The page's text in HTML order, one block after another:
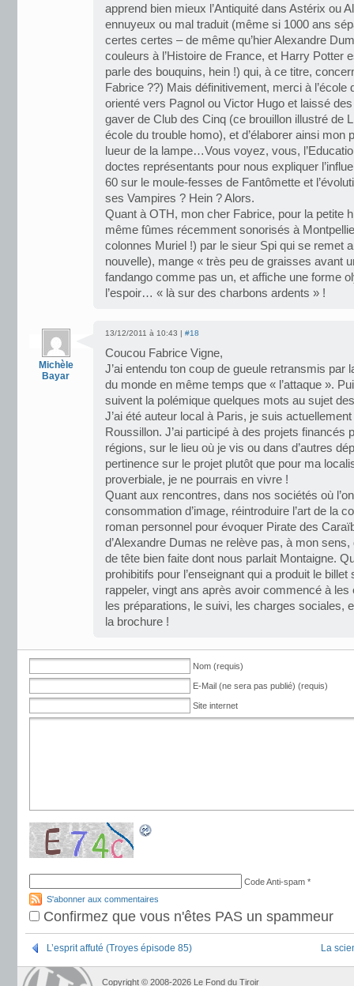
apprend bien mieux l’Antiquité dans Astérix ou
ennuyeux ou mal traduit (même si 1000 ans
certes certes – de même qu’hier Alexandre
couleurs à l’Histoire de France, et Harry Potter
parle des bouquins, hein !) qui, à ce titre,
Fabrice ??) Mais définitivement, merci à l’école
orienté vers Pagnol ou Victor Hugo et laissé
gaver de Club des Cinq (ce brouillon illustré de
école du trouble homo), et d’élaborer ainsi mon
lueur de la lampe…Vous voyez, vous,
doctes représentants pour nous expliquer
60 sur le moule-fesses de Fantômette et
ses Vampires ? Hein ? Alors.
Quant à OTH, mon cher Fabrice, pour la petite
même fûmes récemment sonorisés à
colonnes Muriel !) par le sieur Spi qui se remet
nouvelle), mange « très peu de graisses avant
fandango comme pas un, et affiche une forme
l’espoir… « là sur des charbons ardents » !
Michèle
Bayar
13/12/2011 à 10:43 | #18
Coucou Fabrice Vigne,
J’ai entendu ton coup de gueule retransmis par
du monde en même temps que « l’attaque ».
suivent la polémique quelques mots au sujet
J’ai été auteur local à Paris, je suis
Roussillon. J’ai participé à des projets financés
régions, sur le lieu où je vis ou dans d’autres
pertinence sur le projet plutôt que pour ma
proverbiale, je ne pourrais en vivre !
Quant aux rencontres, dans nos sociétés où
consommation d’image, réintroduire l’art de la
roman personnel pour évoquer Pirate des
d’Alexandre Dumas ne relève pas, à mon sens,
de tête bien faite dont nous parlait Montaigne.
prohibitifs pour l’enseignant qui a produit le
rappeler, vingt ans après avoir commencé à les
les préparations, le suivi, les charges sociales,
la brochure !
Nom (requis)
E-Mail (ne sera pas publié) (requis)
Site internet
Code Anti-spam *
S'abonner aux commentaires
Confirmez que vous n'êtes PAS un spammeur
L’esprit affuté (Troyes épisode 85) La
Copyright © 2008-2026 Le Fond du Tiroir